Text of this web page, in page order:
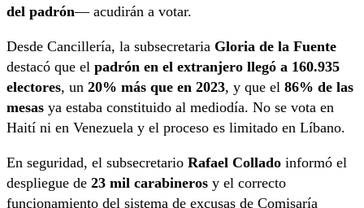
del padrón— acudirán a votar.
Desde Cancillería, la subsecretaria Gloria de la Fuente
destacó que el padrón en el extranjero llegó a 160.935
electores, un 20% más que en 2023, y que el 86% de las
mesas ya estaba constituido al mediodía. No se vota en
Haití ni en Venezuela y el proceso es limitado en Líbano.
En seguridad, el subsecretario Rafael Collado informó el
despliegue de 23 mil carabineros y el correcto
funcionamiento del sistema de excusas de Comisaría